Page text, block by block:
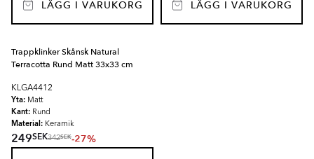
LÄGG I VARUKORG LÄGG I VARUKORG
Trappklinker Skånsk Natural
Terracotta Rund Matt 33x33 cm
KLGA4412
Yta: Matt
Kant: Rund
Material: Keramik
249SEK342SEK-27%